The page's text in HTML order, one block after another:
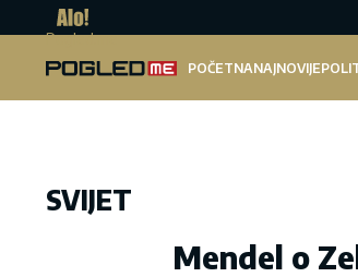
Pogled.me
POČETNANAJNOVIJE
SVIJET
Mendel o